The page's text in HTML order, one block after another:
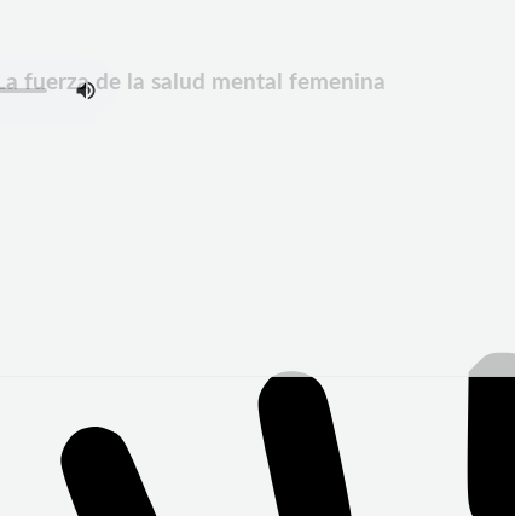
fuerza de la salud mental femenina